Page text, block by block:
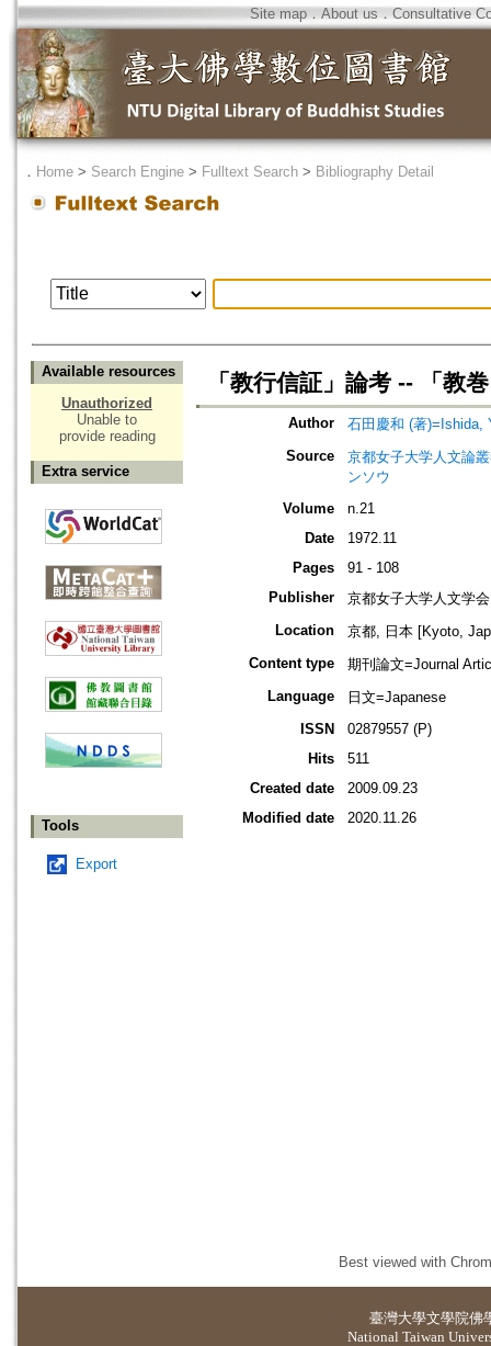
Site map．About us ． Consultative
． Home > Search Engine > Fulltext Search > Bibliography Detail
Available resources
Unauthorized
Unable to
provide reading
Extra service
Tools
Export
「教行信証」論考 -- 「教
Author
石田慶和 (著)=Ishida,
Source
京都女子大学人文論
ンソウ
Volume
n.21
Date
1972.11
Pages
91 - 108
Publisher
京都女子大学人文学会
Location
京都, 日本 [Kyoto,
Content type
期刊論文=Journal
Language
日文=Japanese
ISSN
02879557 (P)
Hits
511
Created date
2009.09.23
Modified date
2020.11.26
Best viewed with
臺灣大學文學院佛
National Taiwan